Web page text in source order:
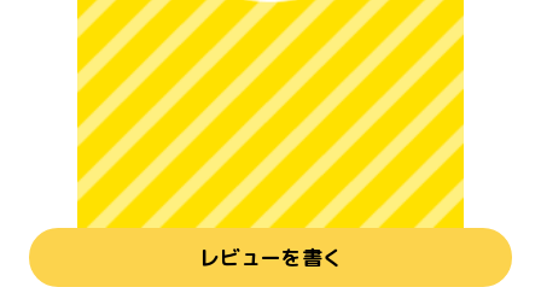
レビューを書く